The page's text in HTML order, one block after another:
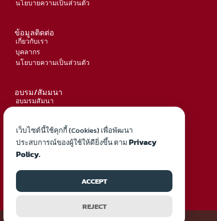
นโยบายความเป็นส่วนตัว
ข้อมูลติดต่อ
เกี่ยวกับเรา
บุคลากร
นโยบายความเป็นส่วนตัว
อบรม/สัมมนา
อบมรมสัมนา
ติดต่อสอบถาม
สมาคมวิศวกรเครื่องกลไทย (TSME)
thailand.tsme@gmail.com
เว็บไซต์นี้ใช้คุกกี้ (Cookies) เพื่อพัฒนา
ประสบการณ์ของผู้ใช้ให้ดียิ่งขึ้น ตามPrivacy
Policy.
ACCEPT
REJECT